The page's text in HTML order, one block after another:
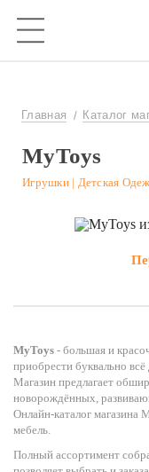
Главная Каталог
MyToys
Игрушки | Детская
MyToys - большая и
приобрести буквально
Магазин предлагает
новорождённых,
Онлайн-каталог магазина
мебель.
Полный ассортимент